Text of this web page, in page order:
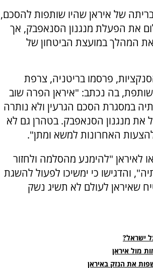
בריתה של איראן שהיו שותפות להסכם,
את הפעלת מנגנון הסנאפבק, אך
המהלך במועצת הביטחון של
פרסמו בריטניה, צרפת
בה נכתב: "איראן הפרה שוב
במסגרת הסכם הגרעין ולא נותרה
את מנגנון הסנאפבק. בטהרן גם לא
האחרונות למשא ומתן".
לאיראן "להימנע מהסלמה ולחזור
והדגישו כי ימשיכו לפעול להשגת
שאיראן לעולם לא תשיג נשק
ישראל?
מול איראן